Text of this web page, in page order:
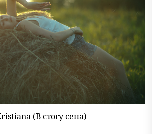
(В стогу сена)